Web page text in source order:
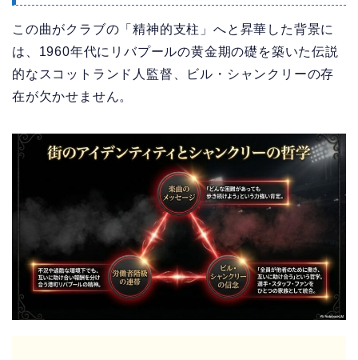
この曲がクラブの「精神的支柱」へと昇華した背景に
は、1960年代にリバプールの黄金期の礎を築いた伝説
的なスコットランド人監督、ビル・シャンクリーの存
在が欠かせません。